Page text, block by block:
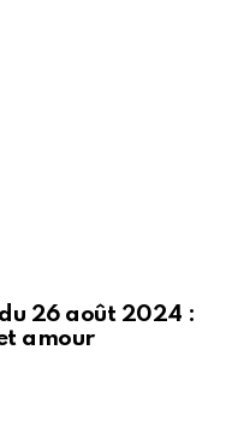
26 août 2024 :
amour